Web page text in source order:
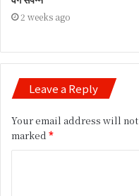
2 weeks ago
Leave a Reply
Your email address will
marked *